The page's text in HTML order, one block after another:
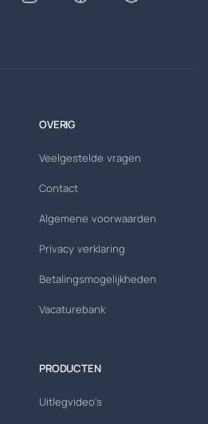
OVERIG
Veelgestelde vragen
Contact
Algemene voorwaarden
Privacy verklaring
Betalingsmogelijkheden
Vacaturebank
PRODUCTEN
Uitlegvideo's